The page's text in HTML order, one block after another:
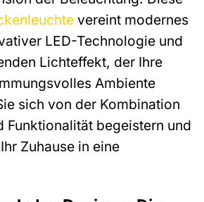
vereint modernes
LED-Technologie und
Lichteffekt, der Ihre
Ambiente
sich von der Kombination
Funktionalität begeistern und
Zuhause in eine